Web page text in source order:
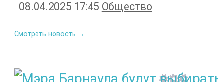
08.04.2025 17:45 Общество
Смотреть новость →